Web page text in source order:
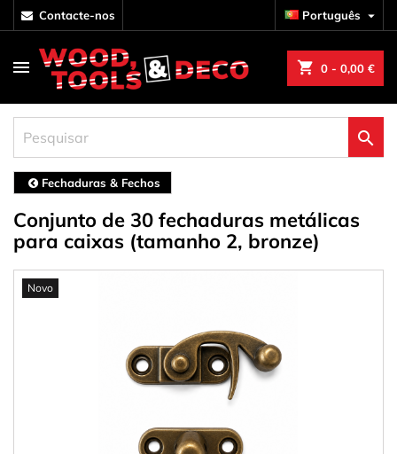
contacte-nos Português 
shopping_cart 0 - 0,00 €

Fechaduras & Fechos
Conjunto de 30 fechaduras metálicas
para caixas (tamanho 2, bronze)
Novo